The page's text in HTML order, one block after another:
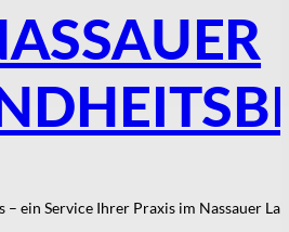
ein Service Ihrer Praxis im Nassauer